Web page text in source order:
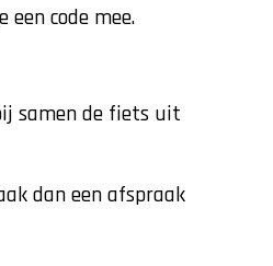
een code mee.
samen de fiets uit
dan een afspraak